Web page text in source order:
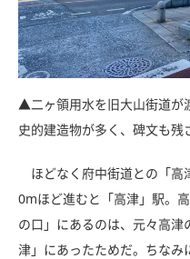
▲二ヶ領用水を旧大山街道が
史的建造物が多く、碑文も残
ほどなく府中街道との「高
0mほど進むと「高津」駅。
の口」にあるのは、元々高
津」にあったためだ。ちなみ